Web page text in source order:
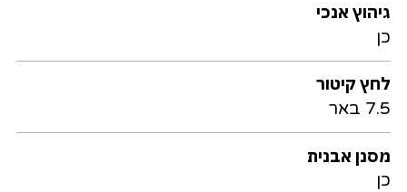
גיהוץ אנכי
כן
לחץ קיטור
7.5 באר
מסנן אבנית
כן